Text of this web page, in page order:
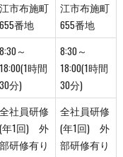
江市布施町
655番地
江市布施町
655番地
8:30～
18:00(1時間
30分)
8:30～
18:00(1時間
30分)
全社員研修
(年1回) 外
部研修有り
全社員研修
(年1回) 外
部研修有り